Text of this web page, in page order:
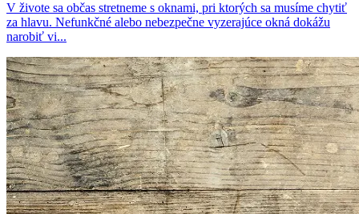
V živote sa občas stretneme s oknami, pri ktorých sa musíme chytiť
za hlavu. Nefunkčné alebo nebezpečne vyzerajúce okná dokážu
narobiť vi...